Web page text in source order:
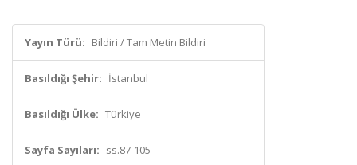
Yayın Türü: Bildiri / Tam Metin Bildiri
Basıldığı Şehir: İstanbul
Basıldığı Ülke: Türkiye
Sayfa Sayıları: ss.87-105